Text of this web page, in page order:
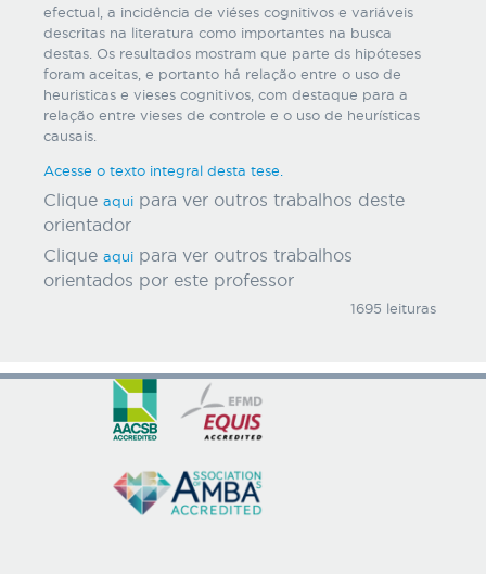
efectual, a incidência de viéses cognitivos e variáveis
descritas na literatura como importantes na busca
destas. Os resultados mostram que parte ds hipóteses
foram aceitas, e portanto há relação entre o uso de
heuristicas e vieses cognitivos, com destaque para a
relação entre vieses de controle e o uso de heurísticas
causais.
Acesse o texto integral desta tese.
Clique aqui para ver outros trabalhos deste
orientador
Clique aqui para ver outros trabalhos
orientados por este professor
1695 leituras